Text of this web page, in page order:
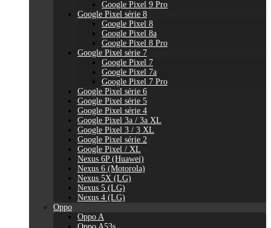
Google Pixel 9 Pro
Google Pixel série 8
Google Pixel 8
Google Pixel 8a
Google Pixel 8 Pro
Google Pixel série 7
Google Pixel 7
Google Pixel 7a
Google Pixel 7 Pro
Google Pixel série 6
Google Pixel série 5
Google Pixel série 4
Google Pixel 3a / 3a XL
Google Pixel 3 / 3 XL
Google Pixel série 2
Google Pixel / XL
Nexus 6P (Huawei)
Nexus 6 (Motorola)
Nexus 5X (LG)
Nexus 5 (LG)
Nexus 4 (LG)
Oppo
Oppo A